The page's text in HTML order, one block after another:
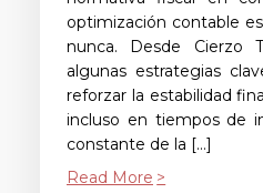
optimización contable
nunca. Desde Cierzo
algunas estrategias
reforzar la estabilidad
incluso en tiempos de
constante de la […]
Read More